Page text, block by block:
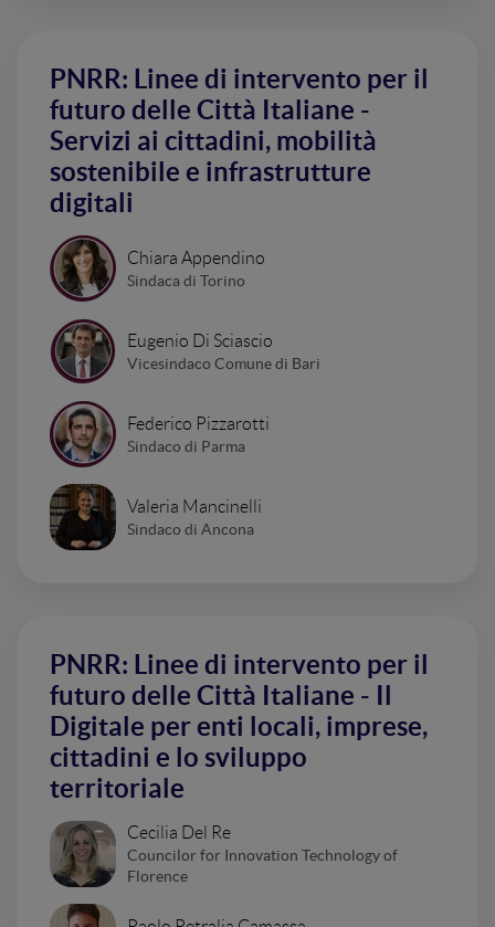
PNRR: Linee di intervento per il
futuro delle Città Italiane -
Servizi ai cittadini, mobilità
sostenibile e infrastrutture
digitali
Chiara Appendino
Sindaca di Torino
Eugenio Di Sciascio
Vicesindaco Comune di Bari
Federico Pizzarotti
Sindaco di Parma
Valeria Mancinelli
Sindaco di Ancona
PNRR: Linee di intervento per il
futuro delle Città Italiane - Il
Digitale per enti locali, imprese,
cittadini e lo sviluppo
territoriale
Cecilia Del Re
Councilor for Innovation Technology of
Florence